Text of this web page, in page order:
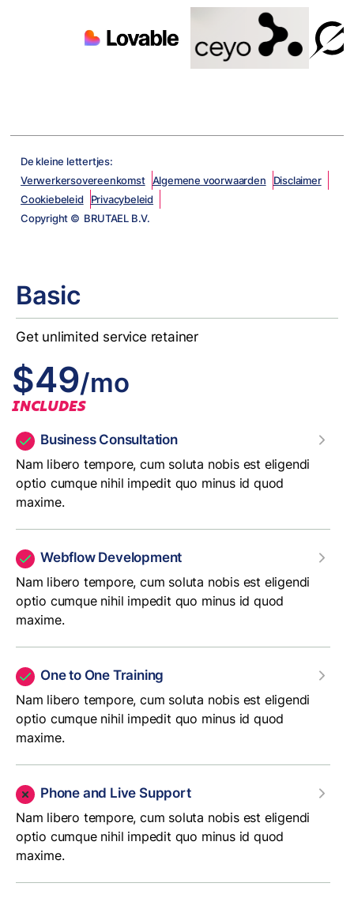
De kleine lettertjes:
Verwerkersovereenkomst Algemene voorwaarden
Disclaimer
Cookiebeleid
Privacybeleid
Copyright © BRUTAEL B.V.
Basic
Get unlimited service retainer
$49/mo
INCLUDES
Business Consultation
Nam libero tempore, cum soluta nobis est eligendi
optio cumque nihil impedit quo minus id quod
maxime.
Webflow Development
Nam libero tempore, cum soluta nobis est eligendi
optio cumque nihil impedit quo minus id quod
maxime.
One to One Training
Nam libero tempore, cum soluta nobis est eligendi
optio cumque nihil impedit quo minus id quod
maxime.
Phone and Live Support
Nam libero tempore, cum soluta nobis est eligendi
optio cumque nihil impedit quo minus id quod
maxime.